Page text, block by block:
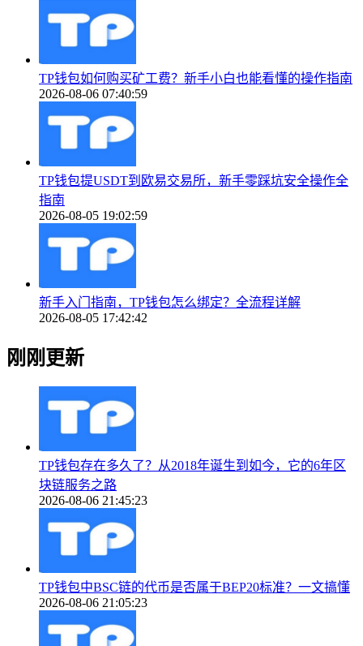
TP钱包如何购买矿工费？新手小白也能看懂的操作指南
2026-08-06 07:40:59
TP钱包提USDT到欧易交易所，新手零踩坑安全操作全
指南
2026-08-05 19:02:59
新手入门指南，TP钱包怎么绑定？全流程详解
2026-08-05 17:42:42
刚刚更新
TP钱包存在多久了？从2018年诞生到如今，它的6年区
块链服务之路
2026-08-06 21:45:23
TP钱包中BSC链的代币是否属于BEP20标准？一文搞懂
2026-08-06 21:05:23